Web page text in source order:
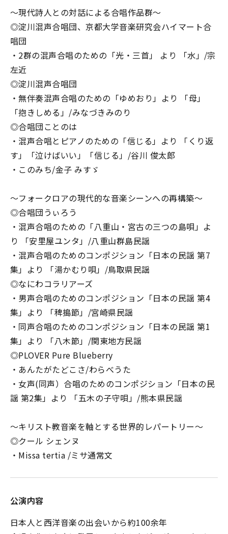
〜現代詩人との対話による合唱作品群〜
◎淀川混声合唱団、京都大学音楽研究会ハイマート合
唱団
・2群の混声合唱のための「光・三首」 より 「水」/宗
左近
◎淀川混声合唱団
・無伴奏混声合唱のための「ゆめおり」より 「母」
「抱きしめる」/みなづきみのり
◎合唱団ことのは
・混声合唱とピアノのための「信じる」より 「くり返
す」「泣けばいい」「信じる」/谷川 俊太郎
・このみち/金子 みすゞ
〜フォークロアの現代的な音楽シーンへの再構築〜
◎合唱団うぃろう
・混声合唱のための「八重山・宮古の三つの島唄」よ
り 「安里屋ユンタ」/八重山群島民謡
・混声合唱のためのコンポジション「日本の民謡 第7
集」より 「湯かむり唄」/鳥取県民謡
◎なにわコラリアーズ
・男声合唱のためのコンポジション「日本の民謡 第4
集」より 「稗搗節」/宮崎県民謡
・同声合唱のためのコンポジション「日本の民謡 第1
集」より 「八木節」/関東地方民謡
◎PLOVER Pure Blueberry
・あんたがたどこさ/わらべうた
・女声(同声）合唱のためのコンポジション「日本の民
謡 第2集」より 「五木の子守唄」/熊本県民謡
〜キリスト教音楽を軸とする世界的レパートリー〜
◎クール シェンヌ
・Missa tertia /ミサ通常文
公演内容
日本人と西洋音楽の出会いから約100余年